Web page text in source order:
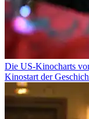
Die US-Kinocharts
Kinostart der